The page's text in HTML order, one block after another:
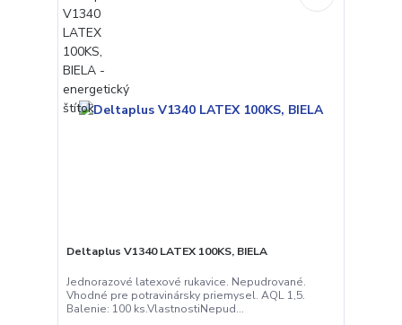
Deltaplus V1340 LATEX 100KS, BIELA
Jednorazové latexové rukavice. Nepudrované.
Vhodné pre potravinársky priemysel. AQL 1,5.
Balenie: 100 ks.VlastnostiNepud...